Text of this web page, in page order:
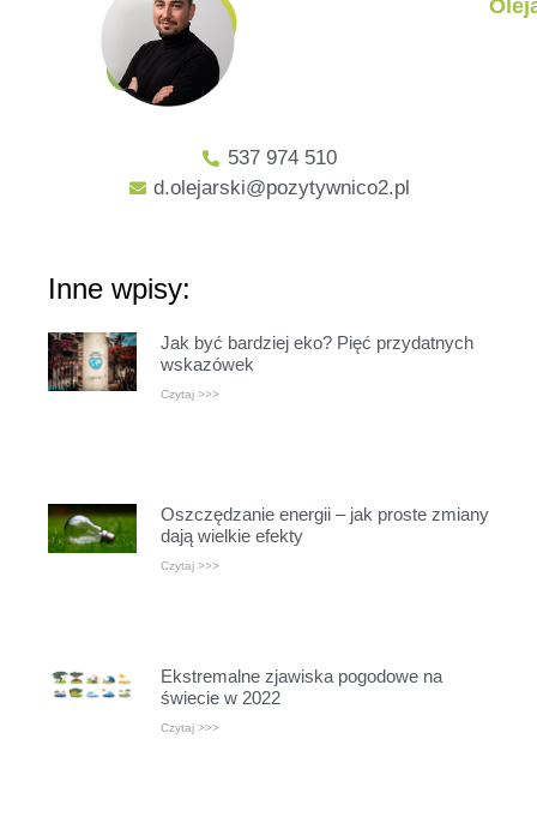
537 974 510
d.olejarski@pozytywnico2.pl
Inne wpisy:
Jak być bardziej eko? Pięć przydatnych
wskazówek
Czytaj >>>
Oszczędzanie energii – jak proste zmiany
dają wielkie efekty
Czytaj >>>
Ekstremalne zjawiska pogodowe na
świecie w 2022
Czytaj >>>